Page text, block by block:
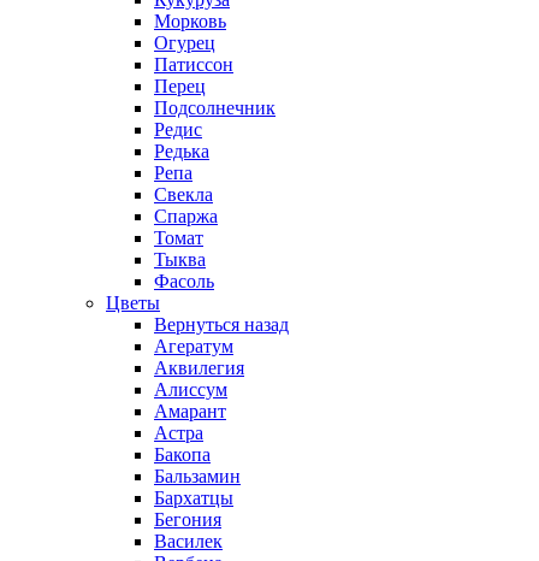
Морковь
Огурец
Патиссон
Перец
Подсолнечник
Редис
Редька
Репа
Свекла
Спаржа
Томат
Тыква
Фасоль
Цветы
Вернуться назад
Агератум
Аквилегия
Алиссум
Амарант
Астра
Бакопа
Бальзамин
Бархатцы
Бегония
Василек